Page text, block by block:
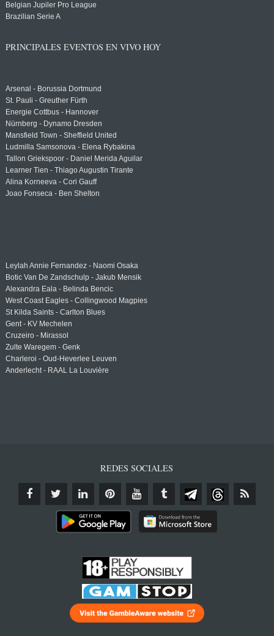
Belgian Jupiler Pro League
Brazilian Serie A
PRINCIPALES EVENTOS EN VIVO HOY
Arsenal - Borussia Dortmund
St. Pauli - Greuther Fürth
Energie Cottbus - Hannover
Nürnberg - Dynamo Dresden
Mansfield Town - Sheffield United
Ludmilla Samsonova - Elena Rybakina
Tallon Griekspoor - Daniel Merida Aguilar
Learner Tien - Thiago Augustin Tirante
Alina Korneeva - Cori Gauff
Joao Fonseca - Ben Shelton
Leylah Annie Fernandez - Naomi Osaka
Botic Van De Zandschulp - Jakub Mensik
Alexandra Eala - Belinda Bencic
West Coast Eagles - Collingwood Magpies
St Kilda Saints - Carlton Blues
Gent - KV Mechelen
Cruzeiro - Mirassol
Zulte Waregem - Genk
Charleroi - Oud-Heverlee Leuven
Anderlecht - RAAL La Louvière
REDES SOCIALES